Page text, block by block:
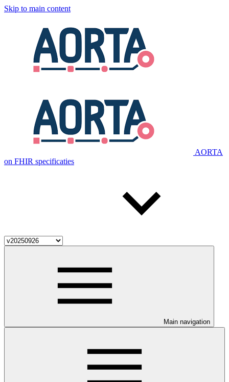
Skip to main content
AORTA
on FHIR specificaties
Main navigation